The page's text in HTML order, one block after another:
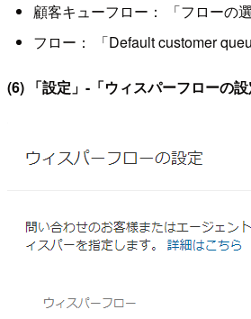
顧客キューフロー： 「フローの
フロー： 「Default customer
(6) 「設定」-「ウィスパーフローの設